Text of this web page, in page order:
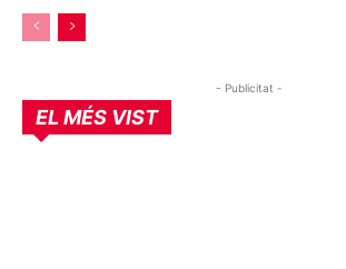
- Publicitat -
EL MÉS VIST